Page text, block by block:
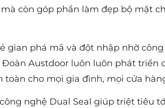
còn góp phần làm đẹp bộ mặt
gian phá mã và đột nhập nhờ
Đoàn Austdoor luôn luôn phát triển
toàn cho mọi gia đình, mọi cửa
nghệ Dual Seal giúp triệt tiêu